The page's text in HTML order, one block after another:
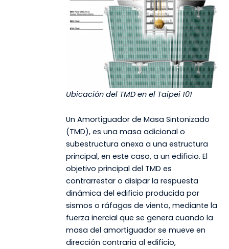
Ubicación del TMD en el Taipei 101
Un Amortiguador de Masa Sintonizado
(TMD), es una masa adicional o
subestructura anexa a una estructura
principal, en este caso, a un edificio. El
objetivo principal del TMD es
contrarrestar o disipar la respuesta
dinámica del edificio producida por
sismos o ráfagas de viento, mediante la
fuerza inercial que se genera cuando la
masa del amortiguador se mueve en
dirección contraria al edificio,